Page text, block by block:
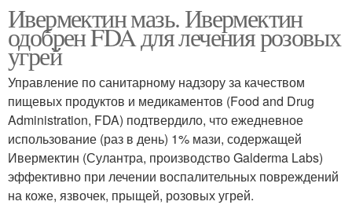
Ивермектин мазь. Ивермектин
одобрен FDA для лечения розовых
угрей
Управление по санитарному надзору за качеством
пищевых продуктов и медикаментов (Food and Drug
Administration, FDA) подтвердило, что ежедневное
использование (раз в день) 1% мази, содержащей
Ивермектин (Сулантра, производство Galderma Labs)
эффективно при лечении воспалительных повреждений
на коже, язвочек, прыщей, розовых угрей.